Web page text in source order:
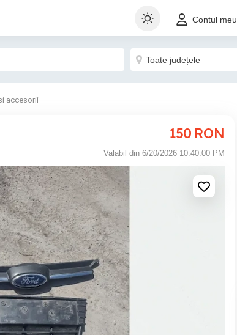
Contul meu
accesorii
150 RON
Valabil din 6/20/2026 10:40:00 PM